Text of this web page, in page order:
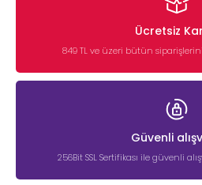
Ücretsiz
849 TL ve üzeri bütün
Güvenli
256Bit SSL Sertifikası ile güvenli